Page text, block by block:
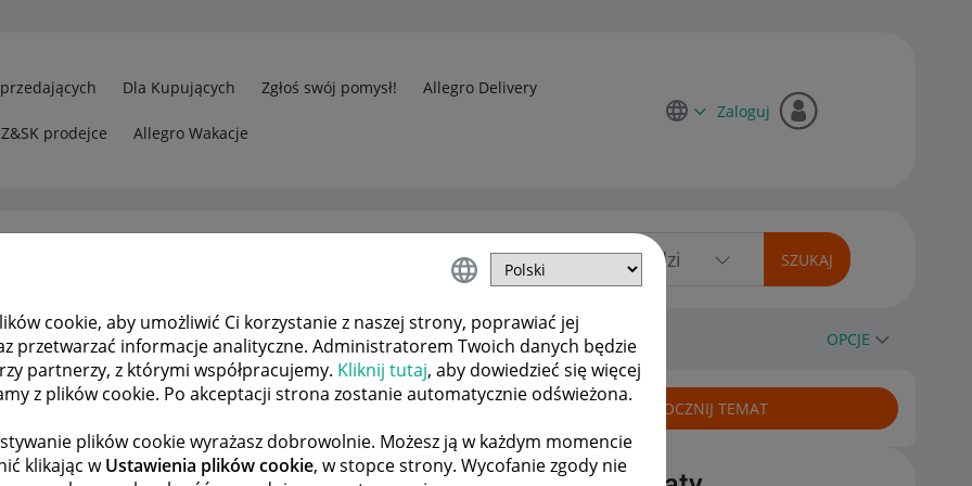
cookie, aby umożliwić Ci korzystanie z naszej strony, poprawiać jej
przetwarzać informacje analityczne. Administratorem Twoich danych będzie
partnerzy, z którymi współpracujemy. Kliknij tutaj, aby dowiedzieć się więcej
z plików cookie. Po akceptacji strona zostanie automatycznie odświeżona.
plików cookie wyrażasz dobrowolnie. Możesz ją w każdym momencie
klikając wUstawienia plików cookie, w stopce strony. Wycofanie zgody nie
Dla Kupujących Zgłoś swój pomysł! Allegro Delivery
prodejce Allegro Wakacje
Zaloguj
Allegro family smart OPCJE
POPRZEDNIA NASTĘPNA
ROZPOCZNIJ TEMAT